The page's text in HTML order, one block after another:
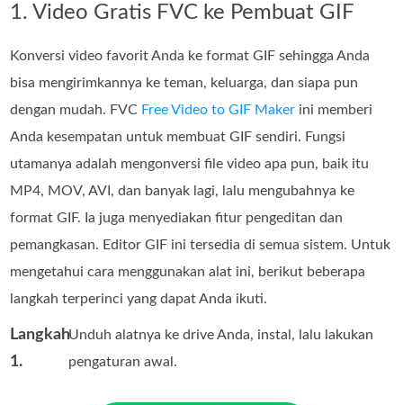
1. Video Gratis FVC ke Pembuat GIF
Konversi video favorit Anda ke format GIF sehingga Anda
bisa mengirimkannya ke teman, keluarga, dan siapa pun
dengan mudah. FVC Free Video to GIF Maker ini memberi
Anda kesempatan untuk membuat GIF sendiri. Fungsi
utamanya adalah mengonversi file video apa pun, baik itu
MP4, MOV, AVI, dan banyak lagi, lalu mengubahnya ke
format GIF. Ia juga menyediakan fitur pengeditan dan
pemangkasan. Editor GIF ini tersedia di semua sistem. Untuk
mengetahui cara menggunakan alat ini, berikut beberapa
langkah terperinci yang dapat Anda ikuti.
Langkah
1.
Unduh alatnya ke drive Anda, instal, lalu lakukan
pengaturan awal.